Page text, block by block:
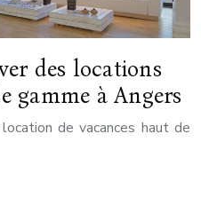
des locations
gamme à Angers
de vacances haut de